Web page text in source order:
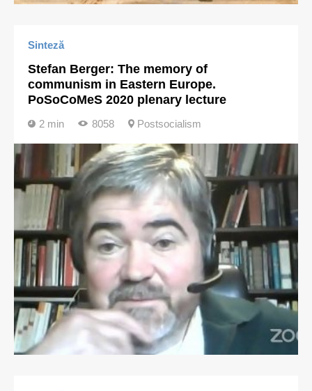
Sinteză
Stefan Berger: The memory of
communism in Eastern Europe.
PoSoCoMeS 2020 plenary lecture
2 min 8058 Postsocialism